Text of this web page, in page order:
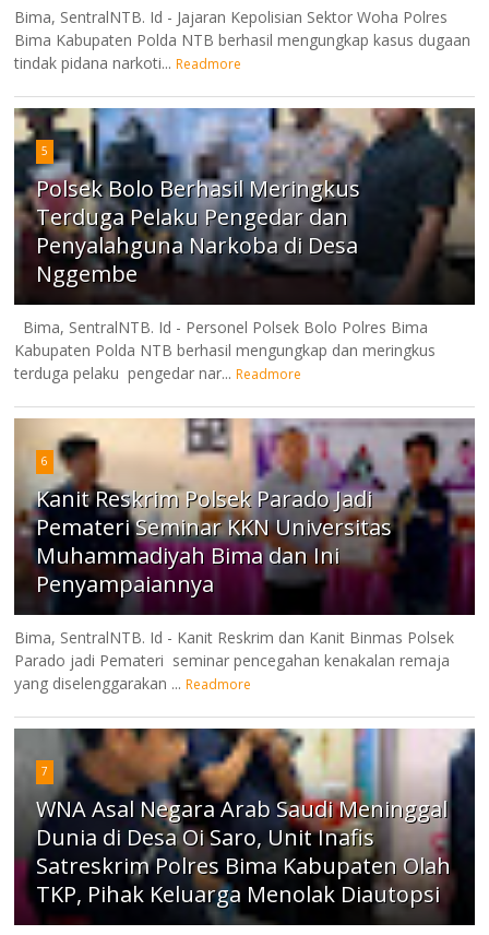
Bima, SentralNTB. Id - Jajaran Kepolisian Sektor Woha Polres
Bima Kabupaten Polda NTB berhasil mengungkap kasus dugaan
tindak pidana narkoti... Readmore
5
Polsek Bolo Berhasil Meringkus
Terduga Pelaku Pengedar dan
Penyalahguna Narkoba di Desa
Nggembe
Bima, SentralNTB. Id - Personel Polsek Bolo Polres Bima
Kabupaten Polda NTB berhasil mengungkap dan meringkus
terduga pelaku pengedar nar... Readmore
6
Kanit Reskrim Polsek Parado Jadi
Pemateri Seminar KKN Universitas
Muhammadiyah Bima dan Ini
Penyampaiannya
Bima, SentralNTB. Id - Kanit Reskrim dan Kanit Binmas Polsek
Parado jadi Pemateri seminar pencegahan kenakalan remaja
yang diselenggarakan ... Readmore
7
WNA Asal Negara Arab Saudi Meninggal
Dunia di Desa Oi Saro, Unit Inafis
Satreskrim Polres Bima Kabupaten Olah
TKP, Pihak Keluarga Menolak Diautopsi